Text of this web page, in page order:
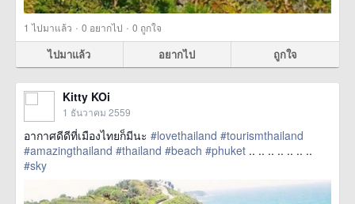
1 ไปมาแล้ว · 0 อยากไป · 0 ถูกใจ
ไปมาแล้ว อยากไป ถูกใจ
Kitty KOi
1 ธันวาคม 2559
อากาศดีดีที่เมืองไทยก็มีนะ #lovethailand #tourismthailand
#amazingthailand #thailand #beach #phuket .. .. .. .. .. .. ..
#sky
href=https://m.thetrippacker.com/th/image/location/201084>
more